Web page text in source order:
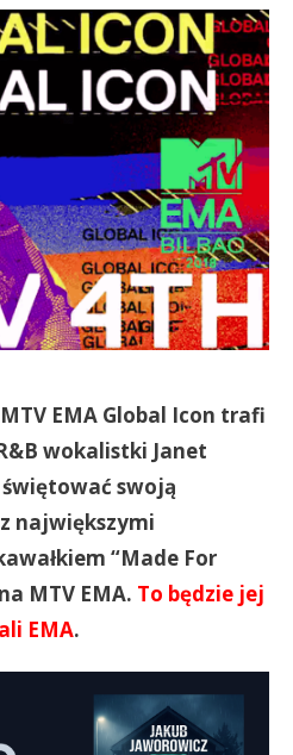
EMA Global Icon trafi
wokalistki Janet
świętować swoją
największymi
“Made For
MTV EMA. To będzie jej
EMA.